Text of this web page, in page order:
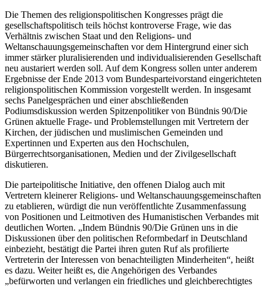
Die Themen des religionspolitischen Kongresses prägt die
gesellschaftspolitisch teils höchst kontroverse Frage, wie das
Verhältnis zwischen Staat und den Religions- und
Weltanschauungsgemeinschaften vor dem Hintergrund einer sich
immer stärker pluralisierenden und individualisierenden Gesellschaft
neu austariert werden soll. Auf dem Kongress sollen unter anderem
Ergebnisse der Ende 2013 vom Bundesparteivorstand eingerichteten
religionspolitischen Kommission vorgestellt werden. In insgesamt
sechs Panelgesprächen und einer abschließenden
Podiumsdiskussion werden Spitzenpolitiker von Bündnis 90/Die
Grünen aktuelle Frage- und Problemstellungen mit Vertretern der
Kirchen, der jüdischen und muslimischen Gemeinden und
Expertinnen und Experten aus den Hochschulen,
Bürgerrechtsorganisationen, Medien und der Zivilgesellschaft
diskutieren.
Die parteipolitische Initiative, den offenen Dialog auch mit
Vertretern kleinerer Religions- und Weltanschauungsgemeinschaften
zu etablieren, würdigt die nun veröffentlichte Zusammenfassung
von Positionen und Leitmotiven des Humanistischen Verbandes mit
deutlichen Worten. „Indem Bündnis 90/Die Grünen uns in die
Diskussionen über den politischen Reformbedarf in Deutschland
einbezieht, bestätigt die Partei ihren guten Ruf als profilierte
Vertreterin der Interessen von benachteiligten Minderheiten“, heißt
es dazu. Weiter heißt es, die Angehörigen des Verbandes
„befürworten und verlangen ein friedliches und gleichberechtigtes